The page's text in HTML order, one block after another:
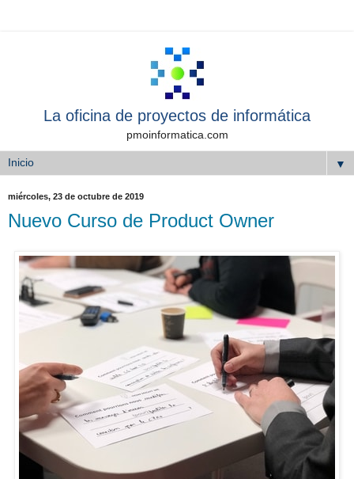
La oficina de proyectos de informática
pmoinformatica.com
▼
miércoles, 23 de octubre de 2019
Nuevo Curso de Product Owner